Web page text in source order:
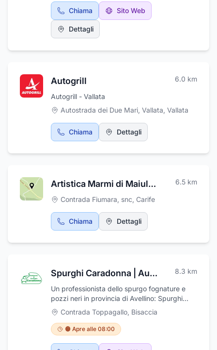
offriamo una vasta gamma di macchinari
agricoli di alta qualità, garantendo spedizioni
rapide in tutta Italia. Con il nostro impegno
verso l'eccellenza e la soddisfazione del
ideale per ottimizzare le operazioni agricole,
Chiama Sito Web
Dettagli
Autogrill 6.0 km
Autogrill - Vallata
Autostrada dei Due Mari, Vallata, Vallata
Chiama Dettagli
Artistica Marmi di Maiullo Armando 6.5 km
Contrada Fiumara, snc, Carife
Chiama Dettagli
Spurghi Caradonna | Autospurgo - Spurgo Pozzi - Videoispezioni H24 8.3 km
Un professionista dello spurgo fognature e
pozzi neri in provincia di Avellino: Spurghi
Caradonna. Quando i primi segnali delle
fognature otturate si fanno sentire, è inutile
perdere tempo perché la situazione non potrà
che peggiorare è meglio cercare un
professionista dello spurgo fognature e pozzi
Contrada Toppagallo, Bisaccia
🟠 Apre alle 08:00